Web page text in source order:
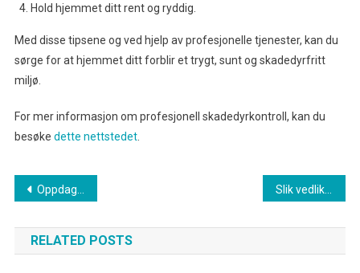
Hold hjemmet ditt rent og ryddig.
Med disse tipsene og ved hjelp av profesjonelle tjenester, kan du
sørge for at hjemmet ditt forblir et trygt, sunt og skadedyrfritt
miljø.
For mer informasjon om profesjonell skadedyrkontroll, kan du
besøke dette nettstedet.
Innleggsnavigasjon
Oppdag effektive metoder for å håndtere mus i hus før de tar over
RELATED POSTS